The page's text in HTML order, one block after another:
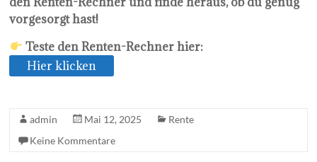
vorgesorgt hast!
Teste den Renten-Rechner hier:
Hier klicken
admin Mai 12, 2025
Rente
Keine Kommentare